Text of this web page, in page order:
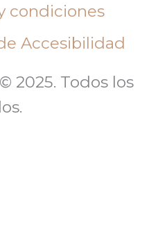
condiciones
Accesibilidad
2025. Todos los